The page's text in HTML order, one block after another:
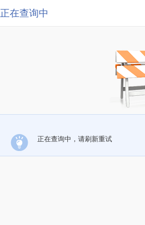
正在查询中
正在查询中，请刷新重试